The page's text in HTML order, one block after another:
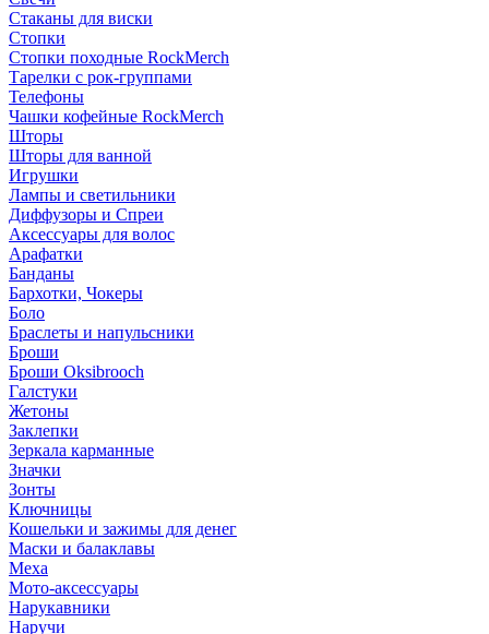
Стаканы для виски
Стопки
Стопки походные RockMerch
Тарелки с рок-группами
Телефоны
Чашки кофейные RockMerch
Шторы
Шторы для ванной
Игрушки
Лампы и светильники
Диффузоры и Спреи
Аксессуары для волос
Арафатки
Банданы
Бархотки, Чокеры
Боло
Браслеты и напульсники
Броши
Броши Oksibrooch
Галстуки
Жетоны
Заклепки
Зеркала карманные
Значки
Зонты
Ключницы
Кошельки и зажимы для денег
Маски и балаклавы
Меха
Мото-аксессуары
Нарукавники
Наручи